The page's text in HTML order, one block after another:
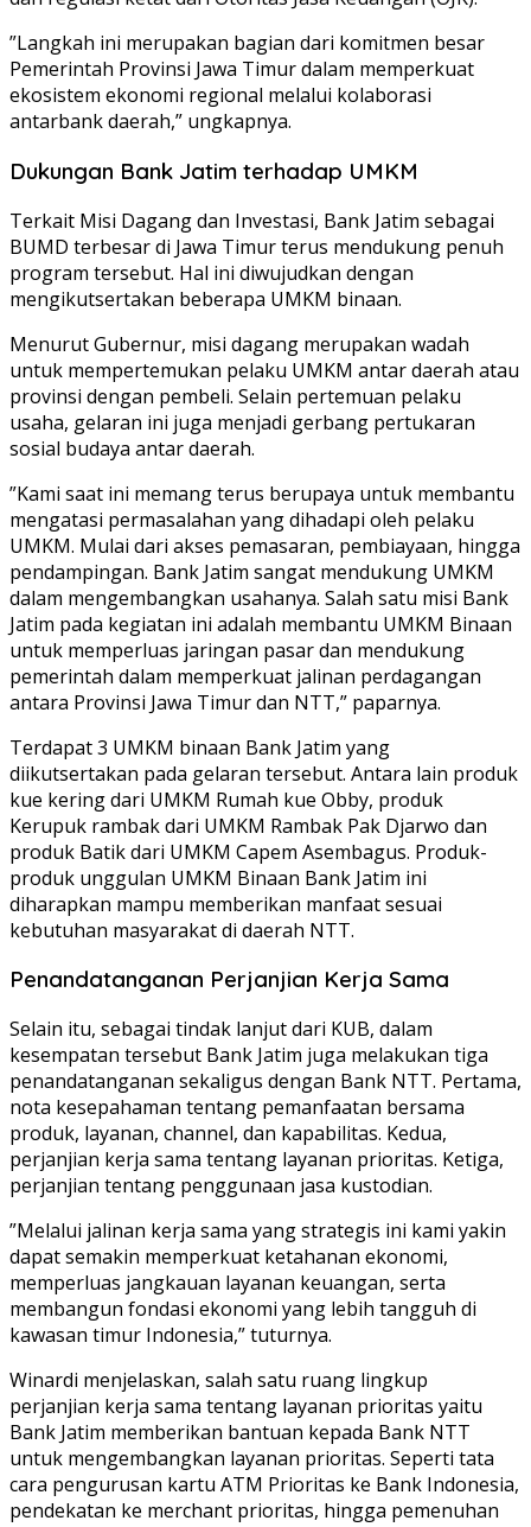
”Langkah ini merupakan bagian dari komitmen besar
Pemerintah Provinsi Jawa Timur dalam memperkuat
ekosistem ekonomi regional melalui kolaborasi
antarbank daerah,” ungkapnya.
Dukungan Bank Jatim terhadap UMKM
Terkait Misi Dagang dan Investasi, Bank Jatim sebagai
BUMD terbesar di Jawa Timur terus mendukung penuh
program tersebut. Hal ini diwujudkan dengan
mengikutsertakan beberapa UMKM binaan.
Menurut Gubernur, misi dagang merupakan wadah
untuk mempertemukan pelaku UMKM antar daerah atau
provinsi dengan pembeli. Selain pertemuan pelaku
usaha, gelaran ini juga menjadi gerbang pertukaran
sosial budaya antar daerah.
”Kami saat ini memang terus berupaya untuk membantu
mengatasi permasalahan yang dihadapi oleh pelaku
UMKM. Mulai dari akses pemasaran, pembiayaan, hingga
pendampingan. Bank Jatim sangat mendukung UMKM
dalam mengembangkan usahanya. Salah satu misi Bank
Jatim pada kegiatan ini adalah membantu UMKM Binaan
untuk memperluas jaringan pasar dan mendukung
pemerintah dalam memperkuat jalinan perdagangan
antara Provinsi Jawa Timur dan NTT,” paparnya.
Terdapat 3 UMKM binaan Bank Jatim yang
diikutsertakan pada gelaran tersebut. Antara lain produk
kue kering dari UMKM Rumah kue Obby, produk
Kerupuk rambak dari UMKM Rambak Pak Djarwo dan
produk Batik dari UMKM Capem Asembagus. Produk-
produk unggulan UMKM Binaan Bank Jatim ini
diharapkan mampu memberikan manfaat sesuai
kebutuhan masyarakat di daerah NTT.
Penandatanganan Perjanjian Kerja Sama
Selain itu, sebagai tindak lanjut dari KUB, dalam
kesempatan tersebut Bank Jatim juga melakukan tiga
penandatanganan sekaligus dengan Bank NTT. Pertama,
nota kesepahaman tentang pemanfaatan bersama
produk, layanan, channel, dan kapabilitas. Kedua,
perjanjian kerja sama tentang layanan prioritas. Ketiga,
perjanjian tentang penggunaan jasa kustodian.
”Melalui jalinan kerja sama yang strategis ini kami yakin
dapat semakin memperkuat ketahanan ekonomi,
memperluas jangkauan layanan keuangan, serta
membangun fondasi ekonomi yang lebih tangguh di
kawasan timur Indonesia,” tuturnya.
Winardi menjelaskan, salah satu ruang lingkup
perjanjian kerja sama tentang layanan prioritas yaitu
Bank Jatim memberikan bantuan kepada Bank NTT
untuk mengembangkan layanan prioritas. Seperti tata
cara pengurusan kartu ATM Prioritas ke Bank Indonesia,
pendekatan ke merchant prioritas, hingga pemenuhan